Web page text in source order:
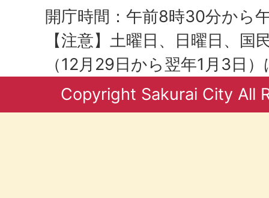
開庁時間：午前8時30分から
【注意】土曜日、日曜日、国
（12月29日から翌年1月3日
Copyright Sakurai City All